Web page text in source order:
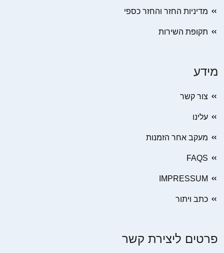
מדיניות החזר והחזר כספי
תקופת השירות
מידע
צור קשר
עלינו
מעקב אחר הזמנות
FAQS
IMPRESSUM
כתב ויתור
פרטים ליצירת קשר